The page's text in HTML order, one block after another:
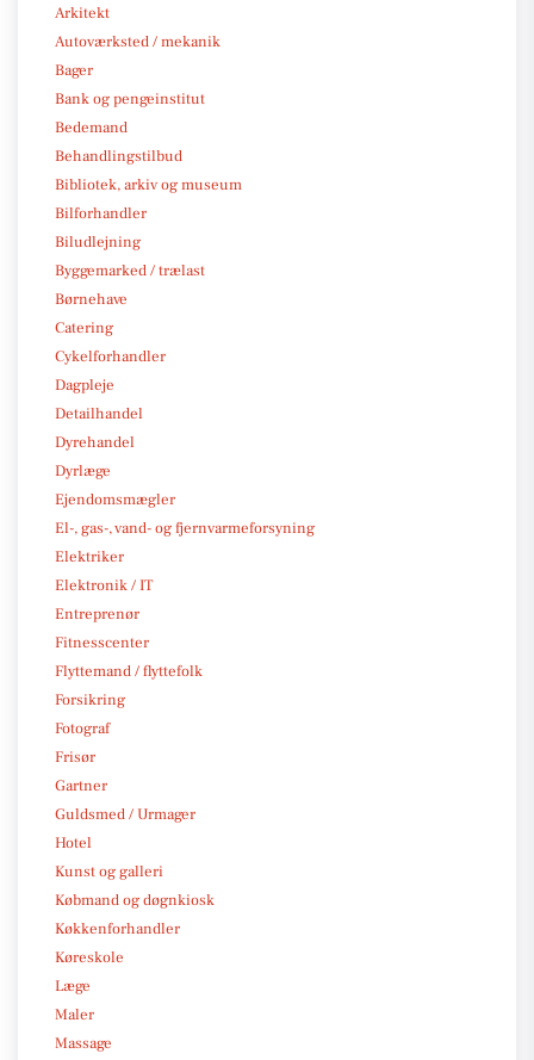
Arkitekt
Autoværksted / mekanik
Bager
Bank og pengeinstitut
Bedemand
Behandlingstilbud
Bibliotek, arkiv og museum
Bilforhandler
Biludlejning
Byggemarked / trælast
Børnehave
Catering
Cykelforhandler
Dagpleje
Detailhandel
Dyrehandel
Dyrlæge
Ejendomsmægler
El-, gas-, vand- og fjernvarmeforsyning
Elektriker
Elektronik / IT
Entreprenør
Fitnesscenter
Flyttemand / flyttefolk
Forsikring
Fotograf
Frisør
Gartner
Guldsmed / Urmager
Hotel
Kunst og galleri
Købmand og døgnkiosk
Køkkenforhandler
Køreskole
Læge
Maler
Massage